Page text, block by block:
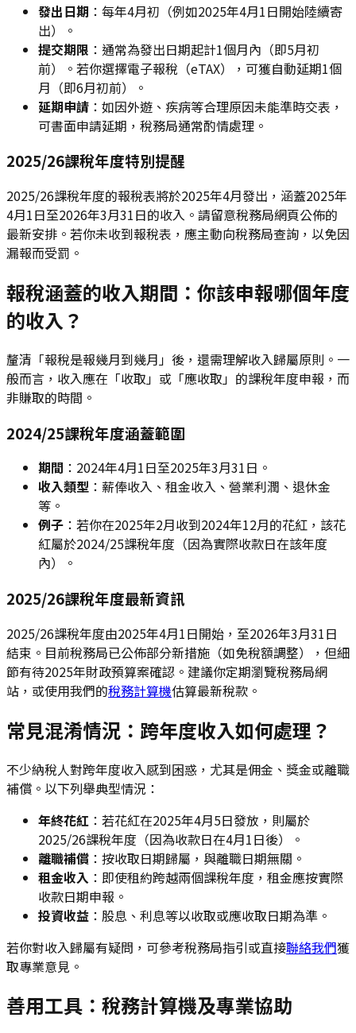
發出日期 ：每年4月初（例如2025年4月1日開始陸續寄
出）。
提交期限 ：通常為發出日期起計1個月內（即5月初
前）。若你選擇電子報稅（eTAX），可獲自動延期1個
月（即6月初前）。
延期申請 ：如因外遊、疾病等合理原因未能準時交表，
可書面申請延期，稅務局通常酌情處理。
2025/26課稅年度特別提醒
2025/26課稅年度的報稅表將於2025年4月發出，涵蓋2025年
4月1日至2026年3月31日的收入。請留意稅務局網頁公佈的
最新安排。若你未收到報稅表，應主動向稅務局查詢，以免因
漏報而受罰。
報稅涵蓋的收入期間：你該申報哪個年度
的收入？
釐清「報稅是報幾月到幾月」後，還需理解收入歸屬原則。一
般而言，收入應在「收取」或「應收取」的課稅年度申報，而
非賺取的時間。
2024/25課稅年度涵蓋範圍
期間 ：2024年4月1日至2025年3月31日。
收入類型 ：薪俸收入、租金收入、營業利潤、退休金
等。
例子 ：若你在2025年2月收到2024年12月的花紅，該花
紅屬於2024/25課稅年度（因為實際收款日在該年度
內）。
2025/26課稅年度最新資訊
2025/26課稅年度由2025年4月1日開始，至2026年3月31日
結束。目前稅務局已公佈部分新措施（如免稅額調整），但細
節有待2025年財政預算案確認。建議你定期瀏覽稅務局網
站，或使用我們的稅務計算機估算最新稅款。
常見混淆情況：跨年度收入如何處理？
不少納稅人對跨年度收入感到困惑，尤其是佣金、獎金或離職
補償。以下列舉典型情況：
年終花紅 ：若花紅在2025年4月5日發放，則屬於
2025/26課稅年度（因為收款日在4月1日後）。
離職補償 ：按收取日期歸屬，與離職日期無關。
租金收入 ：即使租約跨越兩個課稅年度，租金應按實際
收款日期申報。
投資收益 ：股息、利息等以收取或應收取日期為準。
若你對收入歸屬有疑問，可參考稅務局指引或直接聯絡我們獲
取專業意見。
善用工具：稅務計算機及專業協助